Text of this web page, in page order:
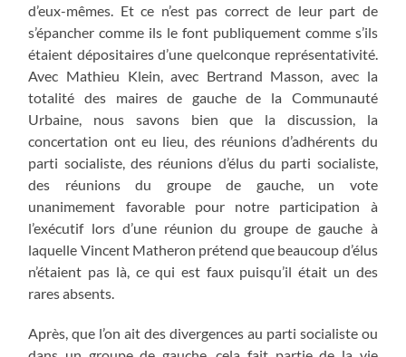
d’eux-mêmes. Et ce n’est pas correct de leur part de
s’épancher comme ils le font publiquement comme s’ils
étaient dépositaires d’une quelconque représentativité.
Avec Mathieu Klein, avec Bertrand Masson, avec la
totalité des maires de gauche de la Communauté
Urbaine, nous savons bien que la discussion, la
concertation ont eu lieu, des réunions d’adhérents du
parti socialiste, des réunions d’élus du parti socialiste,
des réunions du groupe de gauche, un vote
unanimement favorable pour notre participation à
l’exécutif lors d’une réunion du groupe de gauche à
laquelle Vincent Matheron prétend que beaucoup d’élus
n’étaient pas là, ce qui est faux puisqu’il était un des
rares absents.
Après, que l’on ait des divergences au parti socialiste ou